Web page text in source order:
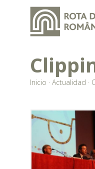
Inicio · Actualidad ·